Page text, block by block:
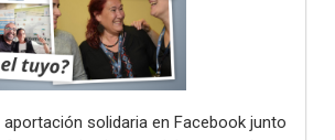
solidaria en Facebook junto